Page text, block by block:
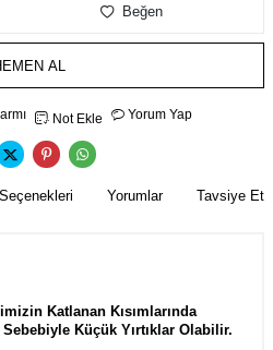
Beğen
AL
Not Ekle Yorum Yap
Yorumlar Tavsiye Et
Katlanan Kısımlarında
Küçük Yırtıklar Olabilir.